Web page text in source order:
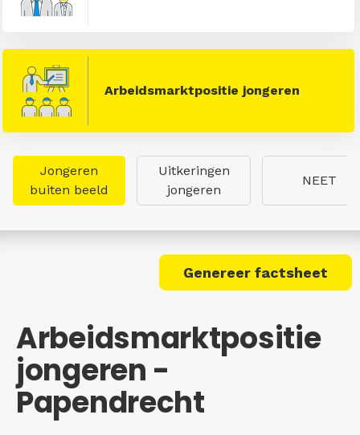
Arbeidsmarktpositie jongeren
Jongeren
buiten beeld
Uitkeringen
jongeren
NEET
Genereer factsheet
Arbeidsmarktpositie
jongeren -
Papendrecht